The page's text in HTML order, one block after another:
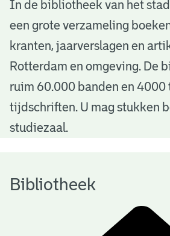
B
b
o
h
In de bibliotheek van het
een grote verzameling
kranten, jaarverslagen en
Rotterdam en omgeving. De
ruim 60.000 banden en 4000
tijdschriften. U mag stukken
studiezaal.
Bibliotheek